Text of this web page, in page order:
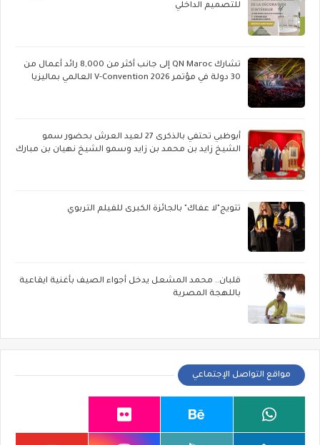
للتصميم الداخلي
تشارك QN Maroc إلى جانب أكثر من 8,000 رائد أعمال من
30 دولة في مؤتمر V-Convention 2026 العالمي بماليزيا
أبوظبي تحتفي بالذكرى 27 لعيد العرش بحضور سمو
الشيخ زايد بن محمد بن زايد وسمو الشيخ نهيان بن مبارك
تتويج"لا عفاك" بالجائزة الكبرى للفيلم التربوي
قلبان.. محمد المشعل يدخل أجواء الصيف بأغنية ايقاعية
باللهجة المصرية
مواقع التواصل الإجتماعي